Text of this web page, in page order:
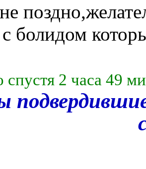
болидом
спустя 2 часа 49